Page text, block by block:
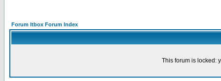
Forum Itbox Forum Index
This forum is locked: